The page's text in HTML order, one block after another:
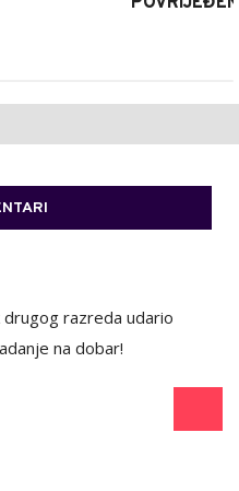
drugog razreda udario
na dobar!